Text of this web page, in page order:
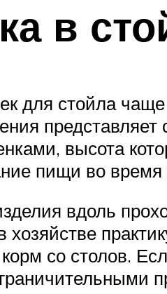
в
для стойла
представляет
высота
пищи во время
вдоль
со столов.